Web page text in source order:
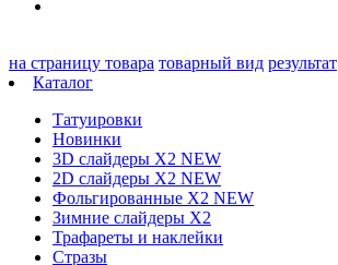
на страницу товара товарный вид результат
Каталог
Татуировки
Новинки
3D слайдеры X2 NEW
2D слайдеры X2 NEW
Фольгированные X2 NEW
Зимние слайдеры Х2
Трафареты и наклейки
Стразы